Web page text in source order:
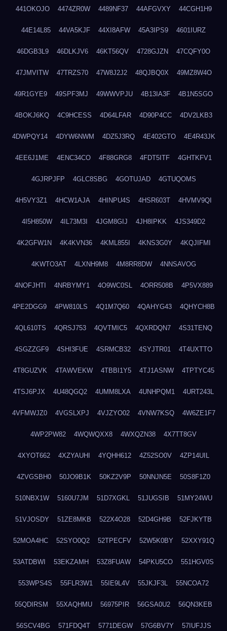
441OKOJO 4474ZR0W 4489NF37 44AFGVXY 44CGH1H9
44E14L85 44VA5KJF 44XI8AFW 45A3IPS9 4601IURZ
46DGB3L9 46DLKJV6 46KT56QV 4728GJZN 47CQFY0O
47JMVITW 47TRZS70 47W8J2J2 48QJBQ0X 49MZ8W4O
49R1GYE9 49SPF3MJ 49WWVPJU 4B13IA3F 4B1N5SGO
4BOKJ6KQ 4C9HCESS 4D64LFAR 4D90P4CC 4DV2LKB3
4DWPQY14 4DYW6NWM 4DZ5J3RQ 4E402GTO 4E4R43JK
4EE6J1ME 4ENC34CO 4F88GRG8 4FDT5ITF 4GHTKFV1
4GJRPJFP 4GLC8SBG 4GOTUJAD 4GTUQOMS
4H5VY3Z1 4HCW1AJA 4HINPU4S 4HSR603T 4HVMV9QI
4I5H850W 4IL73M3I 4JGM8GIJ 4JH8IPKK 4JS349D2
4K2GFW1N 4K4KVN36 4KML855I 4KNS3G0Y 4KQJIFMI
4KWTO3AT 4LXNH9M8 4M8RR8DW 4NNSAVOG
4NOFJHTI 4NRBYMY1 4O9WC0SL 4ORR508B 4P5VX889
4PE2DGG9 4PW810LS 4Q1M7Q60 4QAHYG43 4QHYCH8B
4QL610TS 4QRSJ753 4QVTMIC5 4QXRDQN7 4S31TENQ
4SGZZGF9 4SHI3FUE 4SRMCB32 4SYJTR01 4T4UXTTO
4T8GUZVK 4TAWVEKW 4TBBI1Y5 4TJ1ASNW 4TPTYC45
4TSJ6PJX 4U48QGQ2 4UMM8LXA 4UNHPQM1 4URT243L
4VFMWJZ0 4VGSLXPJ 4VJZYO02 4VNW7KSQ 4W6ZE1F7
4WP2PW82 4WQWQXX8 4WXQZN38 4X7TT8GV
4XYOT662 4XZYAUHI 4YQHH612 4Z52SO0V 4ZP14UIL
4ZVGSBH0 50JO9B1K 50KZ2V9P 50NNJN5E 50S8F1Z0
510NBX1W 5160U7JM 51D7XGKL 51JUGSIB 51MY24WU
51VJOSDY 51ZE8MKB 522X4O28 52D4GH9B 52FJKYTB
52MOA4HC 52SYO0Q2 52TPECFV 52W5K0BY 52XXY91Q
53ATDBWI 53EKZAMH 53Z8FUAW 54PKU5CO 551HGV0S
553WPS4S 55FLR3W1 55IE9L4V 55JKJF3L 55NCOA72
55QDIRSM 55XAQHMU 56975PIR 56GSA0U2 56QN3KEB
56SCV4BG 571FDQ4T 5771DEGW 57G6BV7Y 57IUFJJS